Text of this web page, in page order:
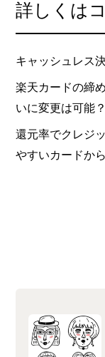
詳しくは
キャッシュレス
楽天カードの締
いに変更は可能？
還元率でクレジ
やすいカードか